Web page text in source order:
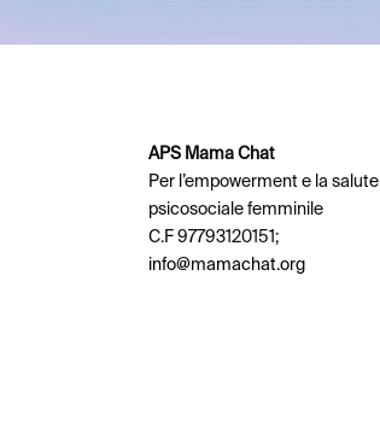
APS Mama Chat
Per l’empowerment e la salute
psicosociale femminile
C.F 97793120151;
info@mamachat.org